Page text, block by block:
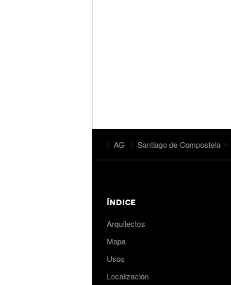
AG Santiago de Compostela
ÍNDICE
Arquitectos
Mapa
Usos
Localización